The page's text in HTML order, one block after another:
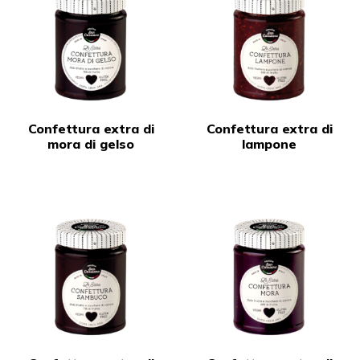
Confettura extra di
mora di gelso
Confettura extra di
lampone